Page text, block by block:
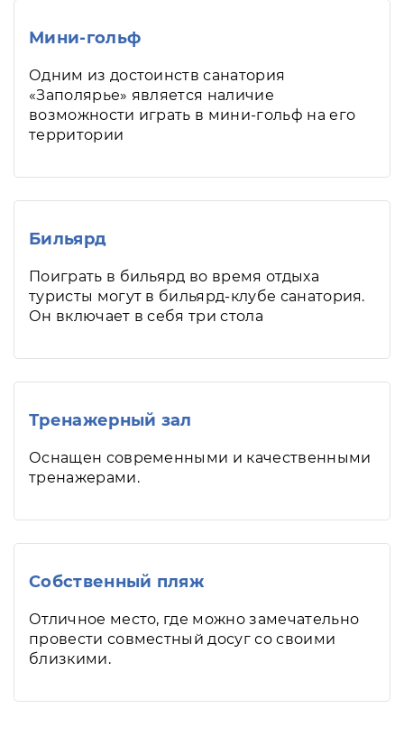
Мини-гольф
Одним из достоинств санатория
«Заполярье» является наличие
возможности играть в мини-гольф на его
территории
Бильярд
Поиграть в бильярд во время отдыха
туристы могут в бильярд-клубе санатория.
Он включает в себя три стола
Тренажерный зал
Оснащен современными и качественными
тренажерами.
Собственный пляж
Отличное место, где можно замечательно
провести совместный досуг со своими
близкими.